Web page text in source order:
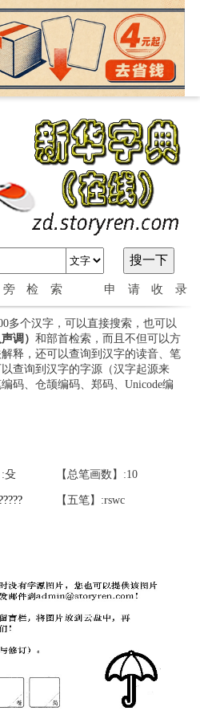
检索 申请收录
多个汉字，可以直接搜索，也可以
调） 和部首检索，而且不但可以方
释，还可以查询到汉字的读音、笔
查询到汉字的字源（汉字起源来
码、仓颉编码、郑码、Unicode编
:殳 【总笔画数】:10
???? 【五笔】:rswc